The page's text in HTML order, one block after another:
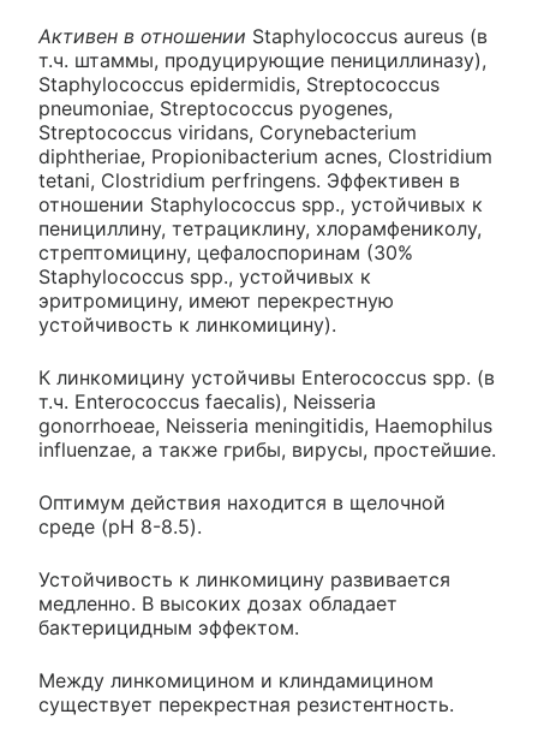
Активен в отношении Staphylococcus aureus (в
т.ч. штаммы, продуцирующие пенициллиназу),
Staphylococcus epidermidis, Streptococcus
pneumoniae, Streptococcus pyogenes,
Streptococcus viridans, Corynebacterium
diphtheriae, Propionibacterium acnes, Clostridium
tetani, Clostridium perfringens. Эффективен в
отношении Staphylococcus spp., устойчивых к
пенициллину, тетрациклину, хлорамфениколу,
стрептомицину, цефалоспоринам (30%
Staphylococcus spp., устойчивых к
эритромицину, имеют перекрестную
устойчивость к линкомицину).
К линкомицину устойчивы Enterococcus spp. (в
т.ч. Enterococcus faecalis), Neisseria
gonorrhoeae, Neisseria meningitidis, Haemophilus
influenzae, а также грибы, вирусы, простейшие.
Оптимум действия находится в щелочной
среде (pH 8-8.5).
Устойчивость к линкомицину развивается
медленно. В высоких дозах обладает
бактерицидным эффектом.
Между линкомицином и клиндамицином
существует перекрестная резистентность.